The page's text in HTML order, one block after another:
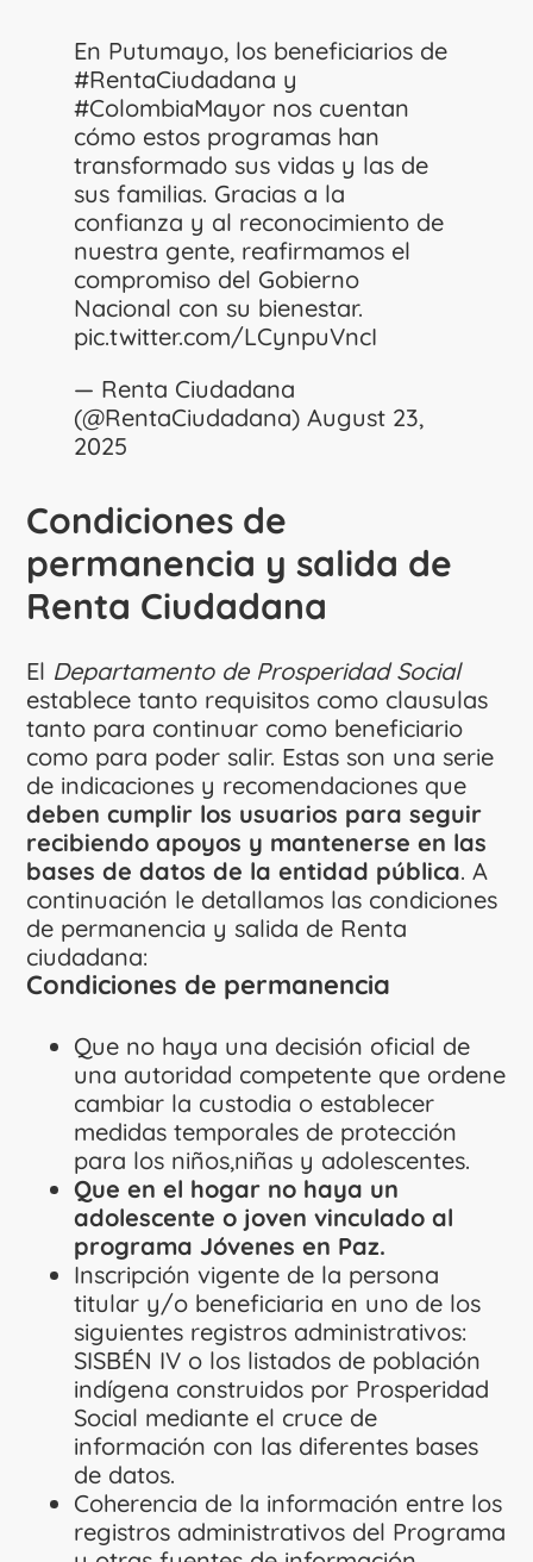
En Putumayo, los beneficiarios de
#RentaCiudadana y
#ColombiaMayor nos cuentan
cómo estos programas han
transformado sus vidas y las de
sus familias. Gracias a la
confianza y al reconocimiento de
nuestra gente, reafirmamos el
compromiso del Gobierno
Nacional con su bienestar.
pic.twitter.com/LCynpuVncI
— Renta Ciudadana
(@RentaCiudadana)August 23,
2025
Condiciones de
permanencia y salida de
Renta Ciudadana
El Departamento de Prosperidad Social
establece tanto requisitos como clausulas
tanto para continuar como beneficiario
como para poder salir. Estas son una serie
de indicaciones y recomendaciones que
deben cumplir los usuarios para seguir
recibiendo apoyos y mantenerse en las
bases de datos de la entidad pública. A
continuación le detallamos las condiciones
de permanencia y salida de Renta
ciudadana:
Condiciones de permanencia
Que no haya una decisión oficial de
una autoridad competente que ordene
cambiar la custodia o establecer
medidas temporales de protección
para los niños,niñas y adolescentes.
Que en el hogar no haya un
adolescente o joven vinculado al
programa Jóvenes en Paz.
Inscripción vigente de la persona
titular y/o beneficiaria en uno de los
siguientes registros administrativos:
SISBÉN IV o los listados de población
indígena construidos por Prosperidad
Social mediante el cruce de
información con las diferentes bases
de datos.
Coherencia de la información entre los
registros administrativos del Programa